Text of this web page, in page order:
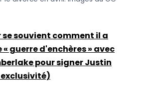
se souvient comment il a
guerre d'enchères » avec
pour signer Justin
exclusivité)